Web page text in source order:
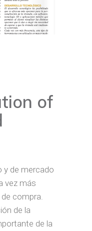
of
y de mercado
vez más
compra.
de la
de la